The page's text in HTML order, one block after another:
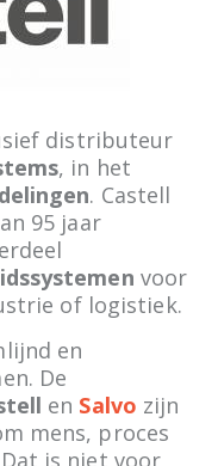
distributeur
, in het
. Castell
95 jaar
voor
of logistiek.
en
De
en Salvo zijn
mens, proces
Dat is niet voor